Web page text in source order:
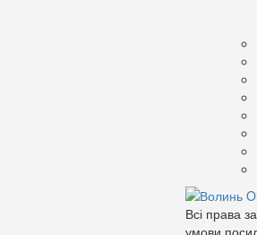
Всі права